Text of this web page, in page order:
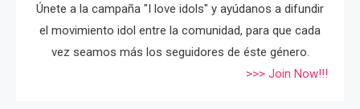
Únete a la campaña "I love idols" y ayúdanos a difundir
el movimiento idol entre la comunidad, para que cada
vez seamos más los seguidores de éste género.
>>> Join Now!!!